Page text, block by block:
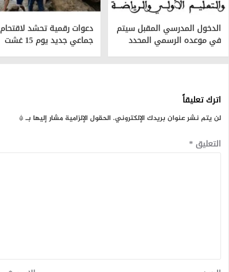
الدخول المدرسي المقبل سیتم
في موعده الرسمي المحدد
دعوات رقمية تحشد لاقتحام
جماعي جديد يوم 15 غشت
اترك تعليقاً
لن يتم نشر عنوان بريدك الإلكتروني. الحقول الإلزامية مشار إليها بـ*
التعليق *